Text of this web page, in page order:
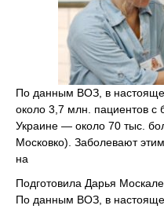
По данным ВОЗ, в
около 3,7 млн. пациентов с
Украине — около 70 тыс.
Московко). Заболевают
на
Подготовила Дарья
По данным ВОЗ, в